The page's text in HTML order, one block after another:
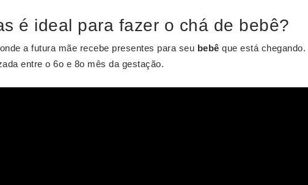
é ideal para fazer o chá de bebê?
a futura mãe recebe presentes para seu bebê que está chegando.
entre o 6o e 8o mês da gestação.